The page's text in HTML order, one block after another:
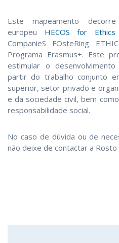
Este mapeamento
europeu HECOS for Ethics
CompanieS FOsteRing
Programa Erasmus+. Este
estimular o
partir do trabalho conjunto
superior, setor privado e
e da sociedade civil, bem
responsabilidade social.
No caso de dúvida ou de
não deixe de contactar a Rosto